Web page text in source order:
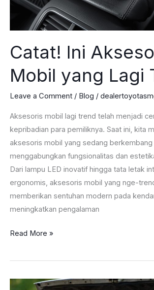
Catat! Ini
Mobil yang Lagi
Leave a Comment / Blog /
Aksesoris mobil lagi trend telah menjadi
kepribadian para pemiliknya. Saat ini, kita
aksesoris mobil yang sedang
menggabungkan fungsionalitas dan
Dari lampu LED inovatif hingga tata letak
ergonomis, aksesoris mobil yang nge-
memberikan sentuhan modern pada
meningkatkan pengalaman
Catat!
Aksesoris
yang
Read More »